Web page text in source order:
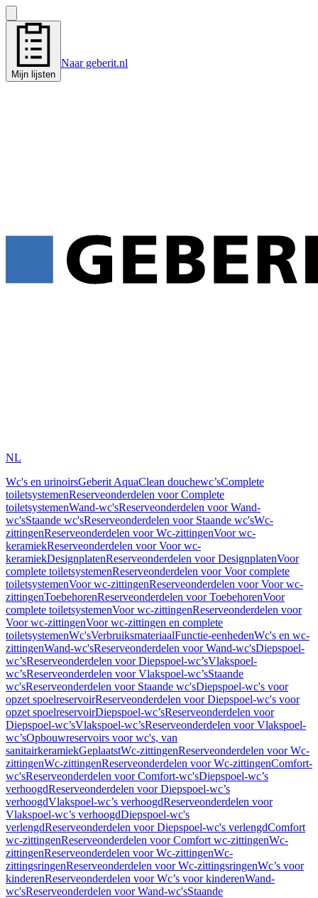
Mijn lijsten
Naar geberit.nl
NL
Wc's en urinoirsGeberit AquaClean douchewc’sComplete
toiletsystemenReserveonderdelen voor Complete
toiletsystemenWand-wc'sReserveonderdelen voor Wand-
wc'sStaande wc'sReserveonderdelen voor Staande wc'sWc-
zittingenReserveonderdelen voor Wc-zittingenVoor wc-
keramiekReserveonderdelen voor Voor wc-
keramiekDesignplatenReserveonderdelen voor DesignplatenVoor
complete toiletsystemenReserveonderdelen voor Voor complete
toiletsystemenVoor wc-zittingenReserveonderdelen voor Voor wc-
zittingenToebehorenReserveonderdelen voor ToebehorenVoor
complete toiletsystemenVoor wc-zittingenReserveonderdelen voor
Voor wc-zittingenVoor wc-zittingen en complete
toiletsystemenWc'sVerbruiksmateriaalFunctie-eenhedenWc's en wc-
zittingenWand-wc'sReserveonderdelen voor Wand-wc'sDiepspoel-
wc’sReserveonderdelen voor Diepspoel-wc’sVlakspoel-
wc’sReserveonderdelen voor Vlakspoel-wc’sStaande
wc'sReserveonderdelen voor Staande wc'sDiepspoel-wc's voor
opzet spoelreservoirReserveonderdelen voor Diepspoel-wc's voor
opzet spoelreservoirDiepspoel-wc’sReserveonderdelen voor
Diepspoel-wc’sVlakspoel-wc’sReserveonderdelen voor Vlakspoel-
wc’sOpbouwreservoirs voor wc's, van
sanitairkeramiekGeplaatstWc-zittingenReserveonderdelen voor Wc-
zittingenWc-zittingenReserveonderdelen voor Wc-zittingenComfort-
wc'sReserveonderdelen voor Comfort-wc'sDiepspoel-wc’s
verhoogdReserveonderdelen voor Diepspoel-wc’s
verhoogdVlakspoel-wc’s verhoogdReserveonderdelen voor
Vlakspoel-wc’s verhoogdDiepspoel-wc's
verlengdReserveonderdelen voor Diepspoel-wc's verlengdComfort
wc-zittingenReserveonderdelen voor Comfort wc-zittingenWc-
zittingenReserveonderdelen voor Wc-zittingenWc-
zittingsringenReserveonderdelen voor Wc-zittingsringenWc’s voor
kinderenReserveonderdelen voor Wc’s voor kinderenWand-
wc'sReserveonderdelen voor Wand-wc'sStaande